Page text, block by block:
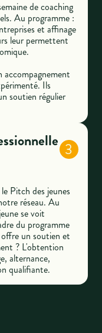
de coaching
Au programme :
et affinage
leur permettent
accompagnement
Ils
soutien régulier
3
Pitch des jeunes
réseau. Au
se voit
du programme
un soutien et
? L'obtention
alternance,
qualifiante.